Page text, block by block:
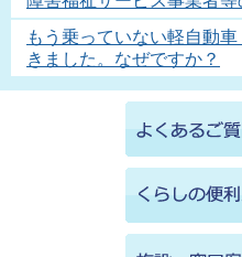
もう乗っていない軽自動
きました。なぜですか？